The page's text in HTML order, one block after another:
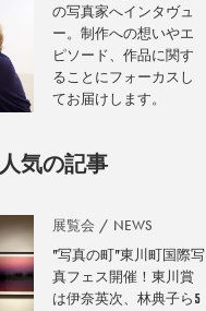
の写真家へインタヴュ
ー。制作への想いやエ
ピソード、作品に関す
ることにフォーカスし
てお届けします。
人気の記事
展覧会 NEWS
”写真の町”東川町国際写
真フェス開催！東川賞
は伊奈英次、林典子ら5